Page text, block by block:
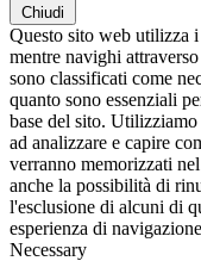
Chiudi
Questo sito web utilizza
mentre navighi
sono classificati come
quanto sono essenziali
base del sito.
ad analizzare e capire
verranno memorizzati
anche la possibilità di
l'esclusione di alcuni di
esperienza di
Necessary